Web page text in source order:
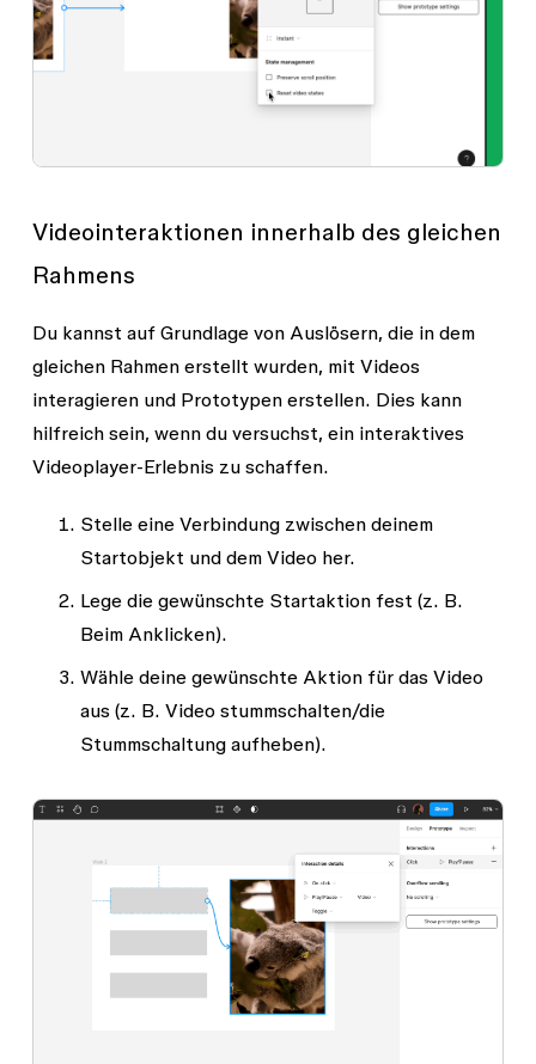
Videointeraktionen innerhalb des gleichen
Rahmens
Du kannst auf Grundlage von Auslösern, die in dem
gleichen Rahmen erstellt wurden, mit Videos
interagieren und Prototypen erstellen. Dies kann
hilfreich sein, wenn du versuchst, ein interaktives
Videoplayer-Erlebnis zu schaffen.
Stelle eine Verbindung zwischen deinem
Startobjekt und dem Video her.
Lege die gewünschte Startaktion fest (z. B.
Beim Anklicken).
Wähle deine gewünschte Aktion für das Video
aus (z. B. Video stummschalten/die
Stummschaltung aufheben).